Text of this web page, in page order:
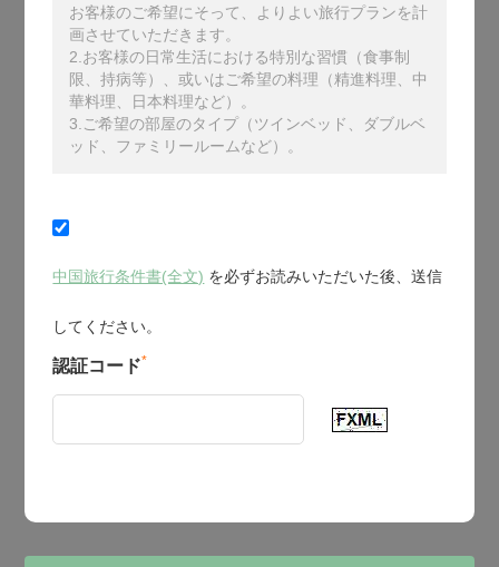
お客様のご希望にそって、よりよい旅行プランを計
画させていただきます。
2.お客様の日常生活における特別な習慣（食事制
限、持病等）、或いはご希望の料理（精進料理、中
華料理、日本料理など）。
3.ご希望の部屋のタイプ（ツインベッド、ダブルベ
ッド、ファミリールームなど）。
中国旅行条件書(全文) を必ずお読みいただいた後、送信
してください。
認証コード*